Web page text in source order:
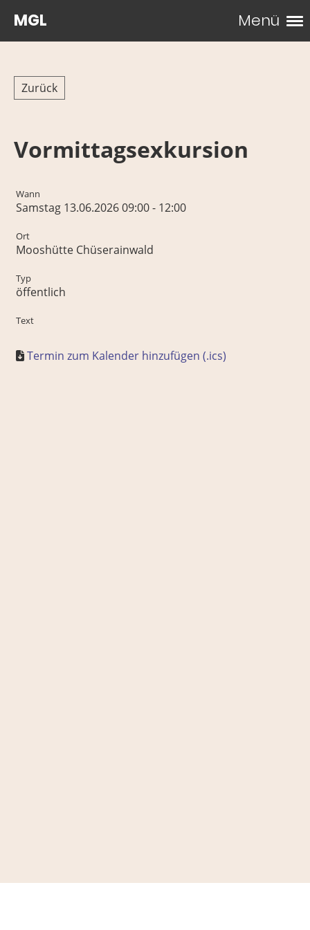
Menü
MGL
Zurück
Vormittagsexkursion
Wann
Samstag 13.06.2026 09:00 - 12:00
Ort
Mooshütte Chüserainwald
Typ
öffentlich
Text
Termin zum Kalender hinzufügen (.ics)